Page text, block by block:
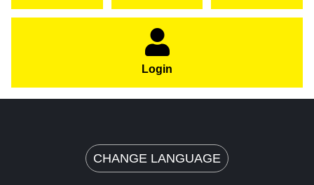
Login
CHANGE LANGUAGE